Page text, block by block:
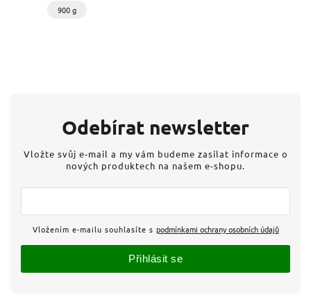
900 g
Odebírat newsletter
Vložte svůj e-mail a my vám budeme zasílat informace o
nových produktech na našem e-shopu.
Vložením e-mailu souhlasíte s podmínkami ochrany osobních údajů
Přihlásit se